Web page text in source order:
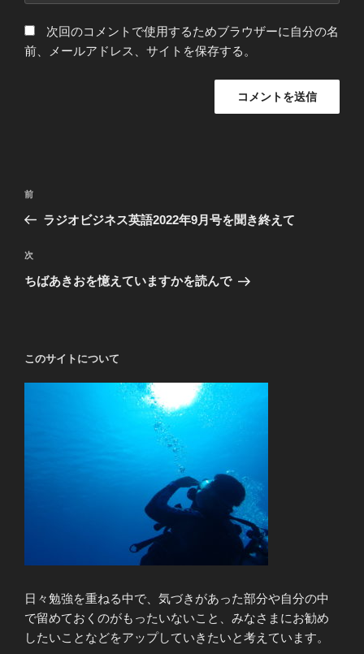
次回のコメントで使用するためブラウザーに自分の名
前、メールアドレス、サイトを保存する。
投
ビ
ゲ
ン
前
の
稿
前
ラジオビジネス英語2022年9月号を聞き終えて
次
の
次
ちばあきおを憶えていますかを読んで
このサイトについて
日々勉強を重ねる中で、気づきがあった部分や自分の中
で留めておくのがもったいないこと、みなさまにお勧め
したいことなどをアップしていきたいと考えています。